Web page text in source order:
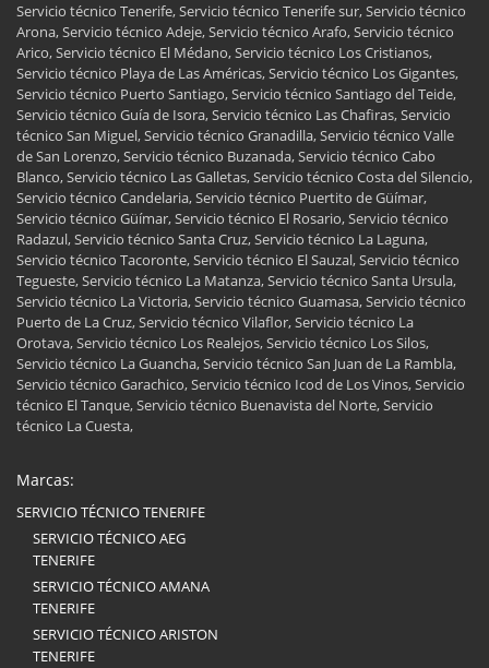
Servicio técnico Tenerife, Servicio técnico Tenerife sur, Servicio técnico
Arona, Servicio técnico Adeje, Servicio técnico Arafo, Servicio técnico
Arico, Servicio técnico El Médano, Servicio técnico Los Cristianos,
Servicio técnico Playa de Las Américas, Servicio técnico Los Gigantes,
Servicio técnico Puerto Santiago, Servicio técnico Santiago del Teide,
Servicio técnico Guía de Isora, Servicio técnico Las Chafiras, Servicio
técnico San Miguel, Servicio técnico Granadilla, Servicio técnico Valle
de San Lorenzo, Servicio técnico Buzanada, Servicio técnico Cabo
Blanco, Servicio técnico Las Galletas, Servicio técnico Costa del Silencio,
Servicio técnico Candelaria, Servicio técnico Puertito de Güímar,
Servicio técnico Güímar, Servicio técnico El Rosario, Servicio técnico
Radazul, Servicio técnico Santa Cruz, Servicio técnico La Laguna,
Servicio técnico Tacoronte, Servicio técnico El Sauzal, Servicio técnico
Tegueste, Servicio técnico La Matanza, Servicio técnico Santa Ursula,
Servicio técnico La Victoria, Servicio técnico Guamasa, Servicio técnico
Puerto de La Cruz, Servicio técnico Vilaflor, Servicio técnico La
Orotava, Servicio técnico Los Realejos, Servicio técnico Los Silos,
Servicio técnico La Guancha, Servicio técnico San Juan de La Rambla,
Servicio técnico Garachico, Servicio técnico Icod de Los Vinos, Servicio
técnico El Tanque, Servicio técnico Buenavista del Norte, Servicio
técnico La Cuesta,
Marcas:
SERVICIO TÉCNICO TENERIFE
SERVICIO TÉCNICO AEG
TENERIFE
SERVICIO TÉCNICO AMANA
TENERIFE
SERVICIO TÉCNICO ARISTON
TENERIFE